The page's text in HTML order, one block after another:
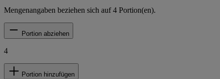
Mengenangaben beziehen sich auf4 Portion(en).
Portion abziehen
4
Portion hinzufügen